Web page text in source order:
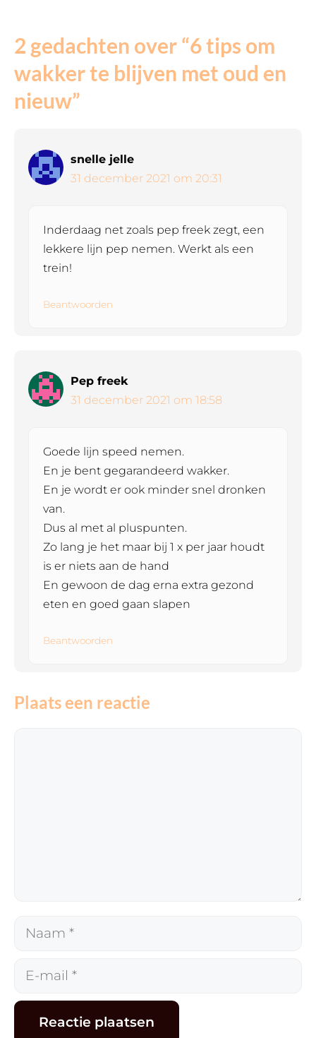
2 gedachten over “6 tips om
wakker te blijven met oud en
nieuw”
snelle jelle
31 december 2021 om 20:31
Inderdaag net zoals pep freek zegt, een
lekkere lijn pep nemen. Werkt als een
trein!
Beantwoorden
Pep freek
31 december 2021 om 18:58
Goede lijn speed nemen.
En je bent gegarandeerd wakker.
En je wordt er ook minder snel dronken
van.
Dus al met al pluspunten.
Zo lang je het maar bij 1 x per jaar houdt
is er niets aan de hand
En gewoon de dag erna extra gezond
eten en goed gaan slapen
Beantwoorden
Plaats een reactie
Naam
E-